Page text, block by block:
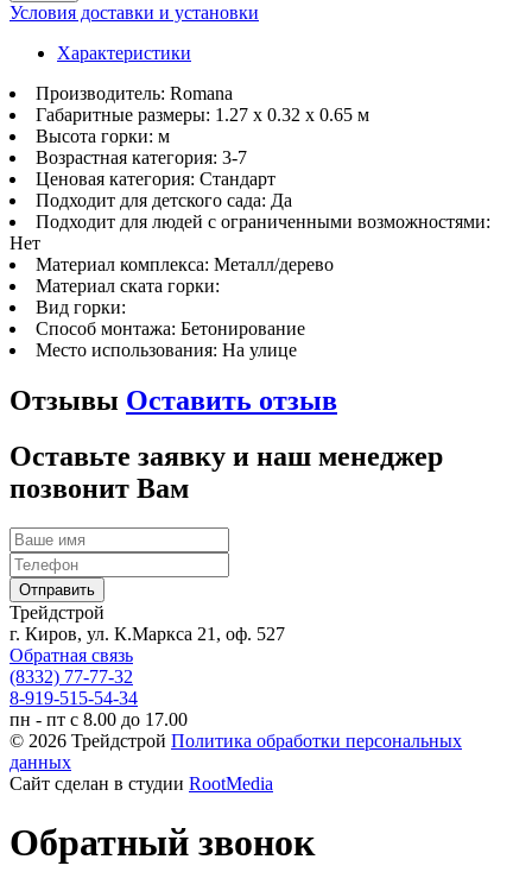
Условия доставки и установки
Характеристики
Производитель: Romana
Габаритные размеры: 1.27 x 0.32 x 0.65 м
Высота горки: м
Возрастная категория: 3-7
Ценовая категория: Стандарт
Подходит для детского сада: Да
Подходит для людей с ограниченными возможностями:
Нет
Материал комплекса: Металл/дерево
Материал ската горки:
Вид горки:
Способ монтажа: Бетонирование
Место использования: На улице
Отзывы Оставить отзыв
Оставьте заявку и наш менеджер
позвонит Вам
Трейдстрой
г. Киров, ул. К.Маркса 21, оф. 527
Обратная связь
(8332) 77-77-32
8-919-515-54-34
пн - пт с 8.00 до 17.00
© 2026 Трейдстрой Политика обработки персональных
данных
Сайт сделан в студии RootMedia
Обратный звонок